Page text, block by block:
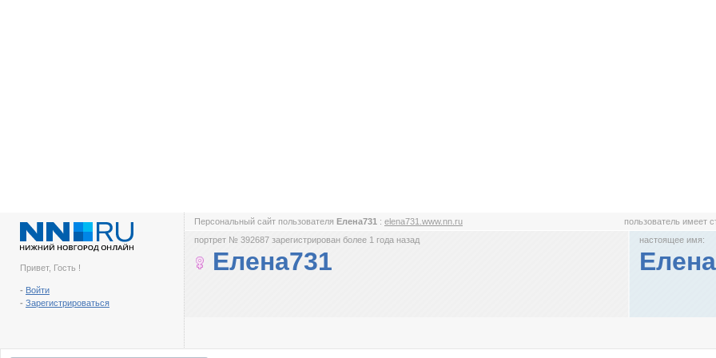
Привет, Гость !
- Войти
- Зарегистрироваться
Персональный сайт пользователя Елена731 : elena731.www.nn.ru пользователь имеет
портрет № 392687 зарегистрирован более 1 года назад
Елена731
настоящее имя:
Елена